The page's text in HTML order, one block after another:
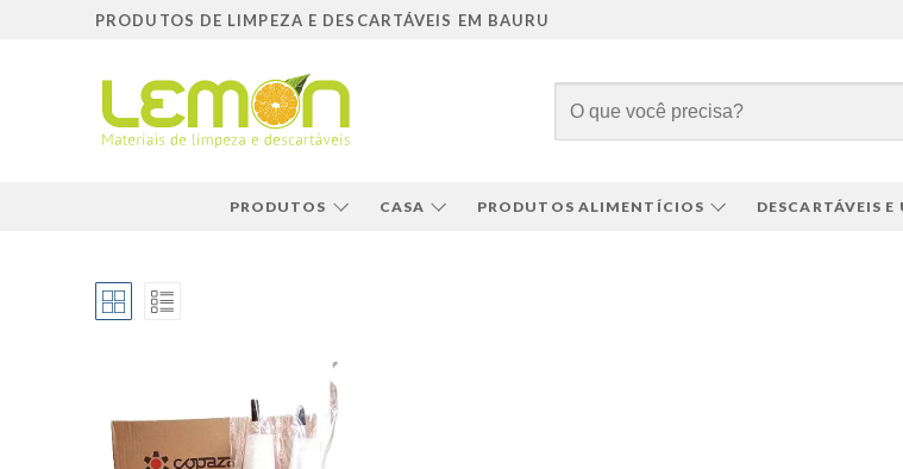
PRODUTOS DE LIMPEZA E DESCARTÁVEIS EM BAURU
por:
PRODUTOS CASA PRODUTOS ALIMENTÍCIOS DESCARTÁVEIS